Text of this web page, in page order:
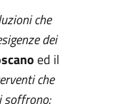
che
dei
ed il
che
soffrono: